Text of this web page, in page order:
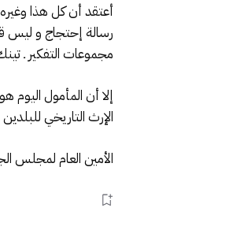
أعتقد أن كل هذا
رسالة إحتجاج و ليس
مجموعات التفكير ـ
إلا أن المأمول اليوم
الإرث التاريخي
الأمين العام لمجلس